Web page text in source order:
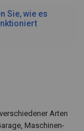
Sie, wie es
Arten
Maschinen-